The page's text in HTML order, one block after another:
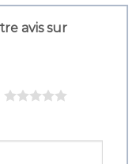
avis sur